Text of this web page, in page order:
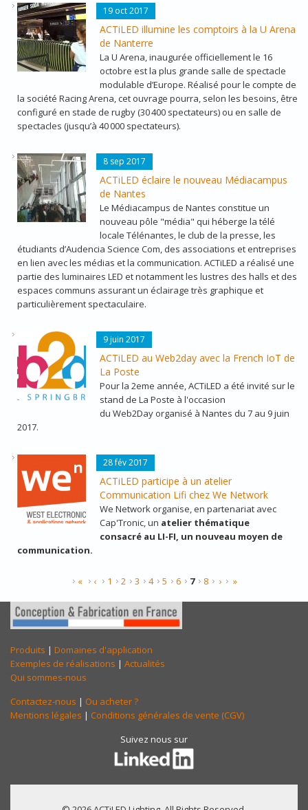
ACTILED_UARENA2.JPG
19 oct 2017
ACTiLED illumine les comptoirs à la U Arena
de Nanterre
La U Arena, inaugurée officiellement le 16
octobre est la plus grande salle de spectacle
modulable d’Europe. Réalisé pour le compte de
la société Racing Arena, cet ouvrage pourra, selon les besoins, être
configuré en stade de rugby (30 400 spectateurs) ou en salle de
spectacles (jusqu’à 40 000 spectateurs).
ACTILED_MEDIACAMPUS_1.JPG
8 sep 2017
ACTiLED éclaire le nouveau Médiacampus
de Nantes
Le Médiacampus de Nantes constitue un
nouveau pôle "média" qui héberge la télé
locale Télénantes, le club de la presse, les
étudiants d’Audencia Science Com, des associations et entreprises
en lien avec les médias et la communication. ACTiLED a réalisé une
partie des luminaires LED et notamment les lustres des halls et des
espaces communs assurant un éclairage très graphique et
particulièrement spectaculaire.
WEB2DAY.PNG 9 juin 2017
ACTiLED au Web2day avec la French IoT de
La Poste
Pour la 2eme année, ACTiLED a été invité sur le
stand de La Poste à l'occasion
du Web2Day organisé à Nantes du 7 au 9 juin
2017.
LOGO-WENETWORK-X2-RETINA.PNG
28 fév 2017
ACTiLED participe à un atelier
Communication Lifi chez We Network
We Network organise, en partenariat avec
Cap'Tronic, un atelier thématique
consacré au LI-FI, un nouveau moyen de
communication.
« ‹ 1 2 3 4 5 6 7 8 › »
Produits | Domaines d'application
Exemples de réalisations | Actualités
Qui sommes-nous
Contactez-nous | Ou acheter ?
Mentions légales | Conditions générales de vente (CGV)
Suivez nous sur